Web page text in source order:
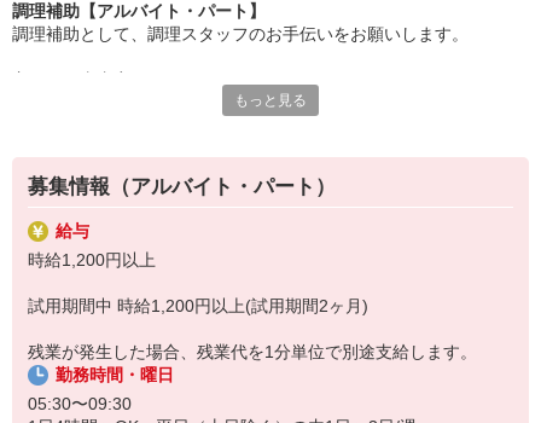
躍中
入社後は先輩たちが優しくフォローしながら進めますので、
安心してお仕事を始められます。
【会社について】
給食受託の外資系大手企業、コンパスグループ・ジャパン。
全国約1,500ヵ所で「コントラクトフードサービス」を展開して
います
調理補助【アルバイト・パート】
調理補助として、調理スタッフのお手伝いをお願いします。
〇小鉢や付け合わせをお皿に盛り付ける
調理員が調理を行う為、包丁などは基本的には使いません。
料理が苦手、普段は料理をあまりしないという方もご安心下さい♪
盛り付けのお仕事が終わったら、料理提供の準備や洗い場など、
別の担当のお手伝いをお願いすることもあります◎
もっと見る
募集情報（アルバイト・パート）
給与
時給1,200円以上
試用期間中 時給1,200円以上(試用期間2ヶ月)
残業が発生した場合、残業代を1分単位で別途支給します。
勤務時間・曜日
05:30〜09:30